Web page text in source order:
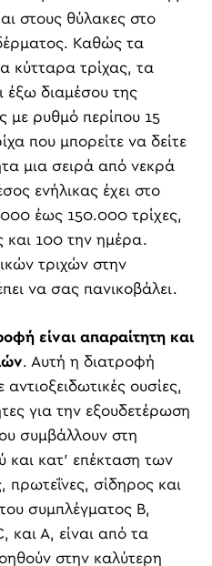
στους θύλακες στο
Καθώς τα
κύτταρα τρίχας, τα
έξω διαμέσου της
με ρυθμό περίπου 15
που μπορείτε να δείτε
μια σειρά από νεκρά
ενήλικας έχει στο
έως 150.000 τρίχες,
και 100 την ημέρα.
τριχών στην
να σας πανικοβάλει.
είναι απαραίτητη και
. Αυτή η διατροφή
ουσίες,
για την εξουδετέρωση
συμβάλλουν στη
κατ’ επέκταση των
σίδηρος και
συμπλέγματος Β,
και Α, είναι από τα
στην καλύτερη